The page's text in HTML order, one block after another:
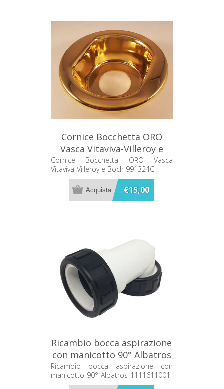
Cornice Bocchetta ORO
Vasca Vitaviva-Villeroy e
Boch 991324G
Cornice Bocchetta ORO Vasca
Vitaviva-Villeroy e Boch 991324G
€15,00
Ricambio bocca aspirazione
con manicotto 90° Albatros
1111611001-DOM
Ricambio bocca aspirazione con
manicotto 90° Albatros 1111611001-